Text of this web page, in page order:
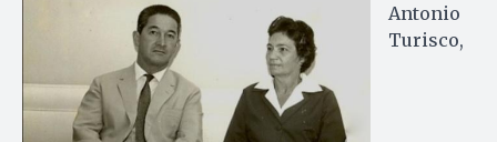
Antonio
Turisco,